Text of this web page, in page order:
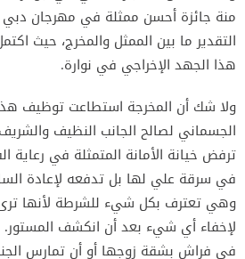
التقدير ما بين الممثل والمخرج، حيث
هذا الجهد الإخراجي في نوارة.
ولا شك أن المخرجة استطاعت توظيف
الجسماني لصالح الجانب النظيف
ترفض خيانة الأمانة المتمثلة في رعاية
في سرقة علي لها بل تدفعه لإعادة
وهي تعترف بكل شيء للشرطة لأنها
لإخفاء أي شيء بعد أن انكشف
في فراش بشقة زوجها أو أن تمارس